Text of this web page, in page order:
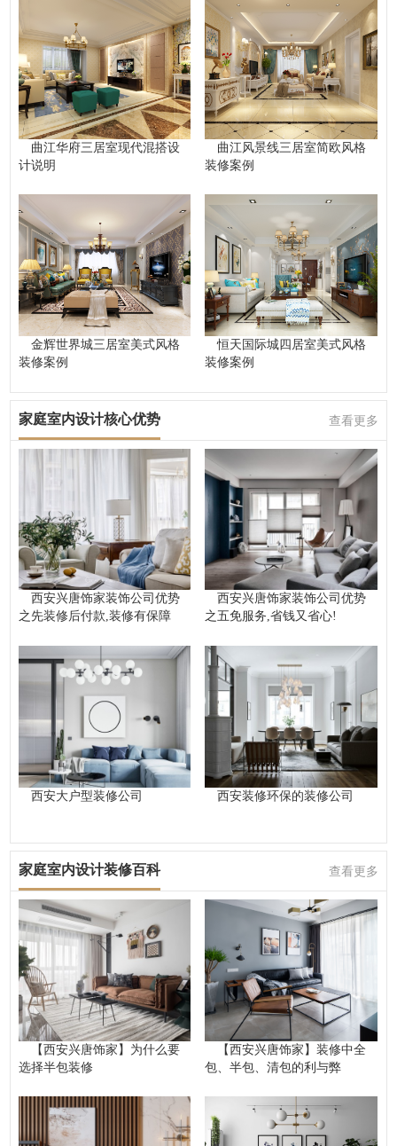
曲江华府三居室现代混搭设
计说明
曲江风景线三居室简欧风格
装修案例
金辉世界城三居室美式风格
装修案例
恒天国际城四居室美式风格
装修案例
家庭室内设计核心优势 查看更多
西安兴唐饰家装饰公司优势
之先装修后付款,装修有保障
西安兴唐饰家装饰公司优势
之五免服务,省钱又省心!
西安大户型装修公司 西安装修环保的装修公司
家庭室内设计装修百科 查看更多
【西安兴唐饰家】为什么要
选择半包装修
【西安兴唐饰家】装修中全
包、半包、清包的利与弊